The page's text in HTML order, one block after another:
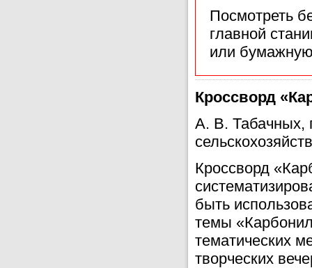
Посмотреть
главной
или
Кроссворд
А. В. Табачных,
Кроссворд
быть
темы
тематических
творческих